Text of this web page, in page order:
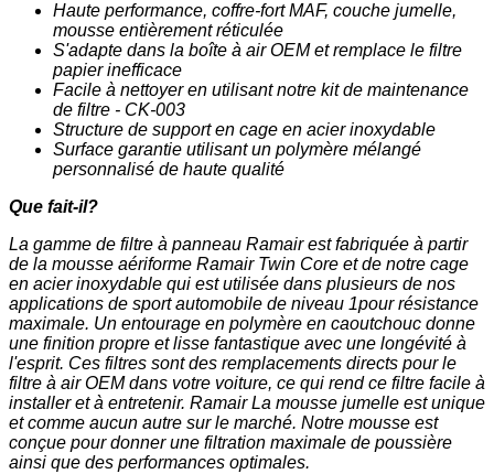
Haute performance, coffre-fort MAF, couche jumelle,
mousse entièrement réticulée
S'adapte dans la boîte à air OEM et remplace le filtre
papier inefficace
Facile à nettoyer en utilisant notre kit de maintenance
de filtre - CK-003
Structure de support en cage en acier inoxydable
Surface garantie utilisant un polymère mélangé
personnalisé de haute qualité
Que fait-il?
La gamme de filtre à panneau Ramair est fabriquée à partir
de la mousse aériforme Ramair Twin Core et de notre cage
en acier inoxydable qui est utilisée dans plusieurs de nos
applications de sport automobile de niveau 1pour résistance
maximale. Un entourage en polymère en caoutchouc donne
une finition propre et lisse fantastique avec une longévité à
l'esprit. Ces filtres sont des remplacements directs pour le
filtre à air OEM dans votre voiture, ce qui rend ce filtre facile à
installer et à entretenir. Ramair La mousse jumelle est unique
et comme aucun autre sur le marché. Notre mousse est
conçue pour donner une filtration maximale de poussière
ainsi que des performances optimales.